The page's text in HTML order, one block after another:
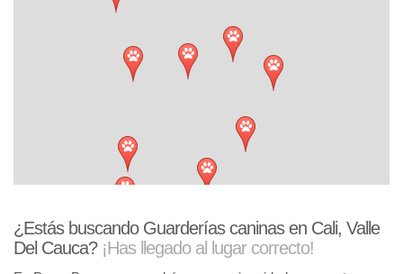
¿Estás buscando Guarderías caninas en Cali, Valle
Del Cauca? ¡Has llegado al lugar correcto!